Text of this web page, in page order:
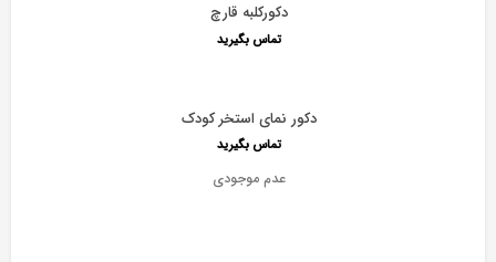
دکورکلبه قارچ
تماس بگیرید
دکور نمای استخر کودک
تماس بگیرید
عدم موجودی